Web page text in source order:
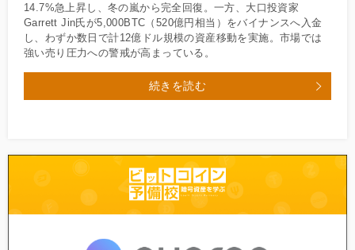
14.7%急上昇し、冬の嵐から完全回復。一方、大口投資家
Garrett Jin氏が5,000BTC（520億円相当）をバイナンスへ入金
し、わずか数日で計12億ドル規模の資産移動を実施。市場では
強い売り圧力への警戒が高まっている。
続きを読む